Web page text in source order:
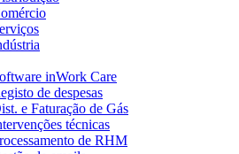
inWork Care
de despesas
e Faturação de Gás
técnicas
de RHM